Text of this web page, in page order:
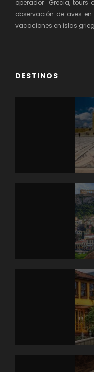
operador Grecia, tours
observación de aves
vacaciones en islas
DESTINOS